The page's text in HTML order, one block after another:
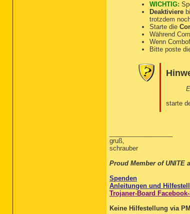
WICHTIG:
Deaktiviere
trotzdem
Starte die
Während
Wenn
Bitte poste
starte
gruß,
schrauber
Proud Member of UNITE
Spenden
Anleitungen und
Trojaner-Board
Keine Hilfestellung via